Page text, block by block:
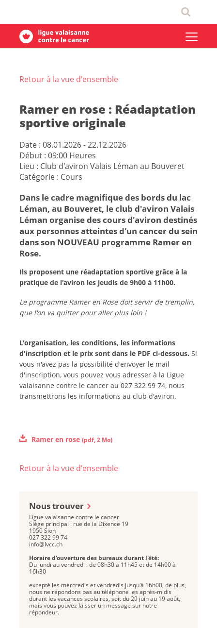
Retour à la vue d'ensemble
Ramer en rose : Réadaptation
sportive originale
Date : 08.01.2026 - 22.12.2026
Début : 09:00 Heures
Lieu : Club d'aviron Valais Léman au Bouveret
Catégorie : Cours
Dans le cadre magnifique des bords du lac
Léman, au Bouveret, le club d'aviron Valais
Léman organise des cours d'aviron destinés
aux personnes atteintes d'un cancer du sein
dans son NOUVEAU programme Ramer en
Rose.
Ils proposent une réadaptation sportive grâce à la
pratique de l'aviron les jeudis de 9h00 à 11h00.
Le programme Ramer en Rose doit servir de tremplin,
que l'on va quitter pour aller plus loin !
L'organisation, les conditions, les informations
d'inscription et le prix sont dans le PDF ci-dessous. Si
vous n'avez pas la possibilité d'envoyer le mail
d'inscription, vous pouvez vous adresser à la Ligue
valaisanne contre le cancer au 027 322 99 74, nous
transmettrons les informations au club d'aviron.
Ramer en rose (pdf,2 Mo)
Retour à la vue d'ensemble
Nous trouver
Ligue valaisanne contre le cancer
Siège principal : rue de la Dixence 19
1950 Sion
027 322 99 74
info@lvcc.ch
Horaire d'ouverture des bureaux durant l'été:
Du lundi au vendredi : de 08h30 à 11h45 et de 14h00 à
16h30
excepté les mercredis et vendredis jusqu'à 16h00, de plus,
nous ne répondons pas au téléphone les après-midis
durant les vacances scolaires, soit du 29 juin au 19 août,
mais vous pouvez laisser un message sur notre
répondeur.